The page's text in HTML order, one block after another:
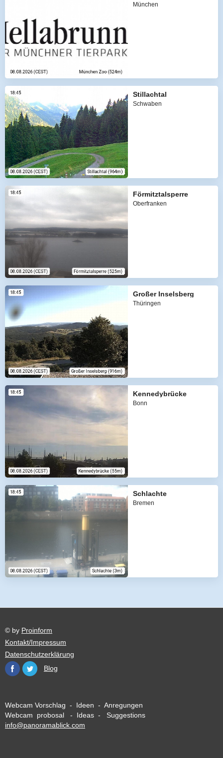
München
Stillachtal
Schwaben
Förmitztalsperre
Oberfranken
Großer Inselsberg
Thüringen
Kennedybrücke
Bonn
Schlachte
Bremen
© by Proinform
Kontakt/Impressum
Datenschutzerklärung
Blog
Webcam Vorschlag - Ideen - Anregungen
Webcam probosal - Ideas - Suggestions
info@panoramablick.com